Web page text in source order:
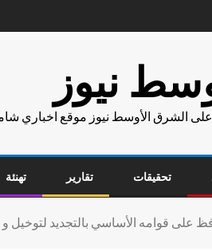
نيوز
على الشرق الأوسط نيوز موقع اخباري
تحقيقات تقارير تهنئة
على قوامه الأساسي بالتجديد لتوخيل و